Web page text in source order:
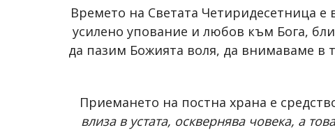
Времето на Светата Четиридесетница
усилено упование и любов към Бога,
да пазим Божията воля, да внимаваме в
Приемането на постна храна е
влиза в устата, осквернява човека, а